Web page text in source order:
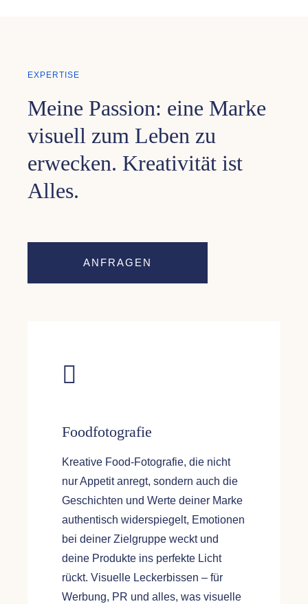
EXPERTISE
Meine Passion: eine Marke
visuell zum Leben zu
erwecken. Kreativität ist
Alles.
ANFRAGEN
Foodfotografie
Kreative Food-Fotografie, die nicht
nur Appetit anregt, sondern auch die
Geschichten und Werte deiner Marke
authentisch widerspiegelt, Emotionen
bei deiner Zielgruppe weckt und
deine Produkte ins perfekte Licht
rückt. Visuelle Leckerbissen – für
Werbung, PR und alles, was visuelle